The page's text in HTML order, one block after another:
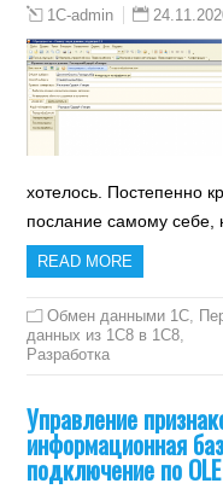
1C-admin
хотелось. Постепенно
послание самому себе,
READ MORE
Обмен данными 1С,
данных из 1C8 в 1C8,
Разработка
Управление
информационная
подключение по OLE